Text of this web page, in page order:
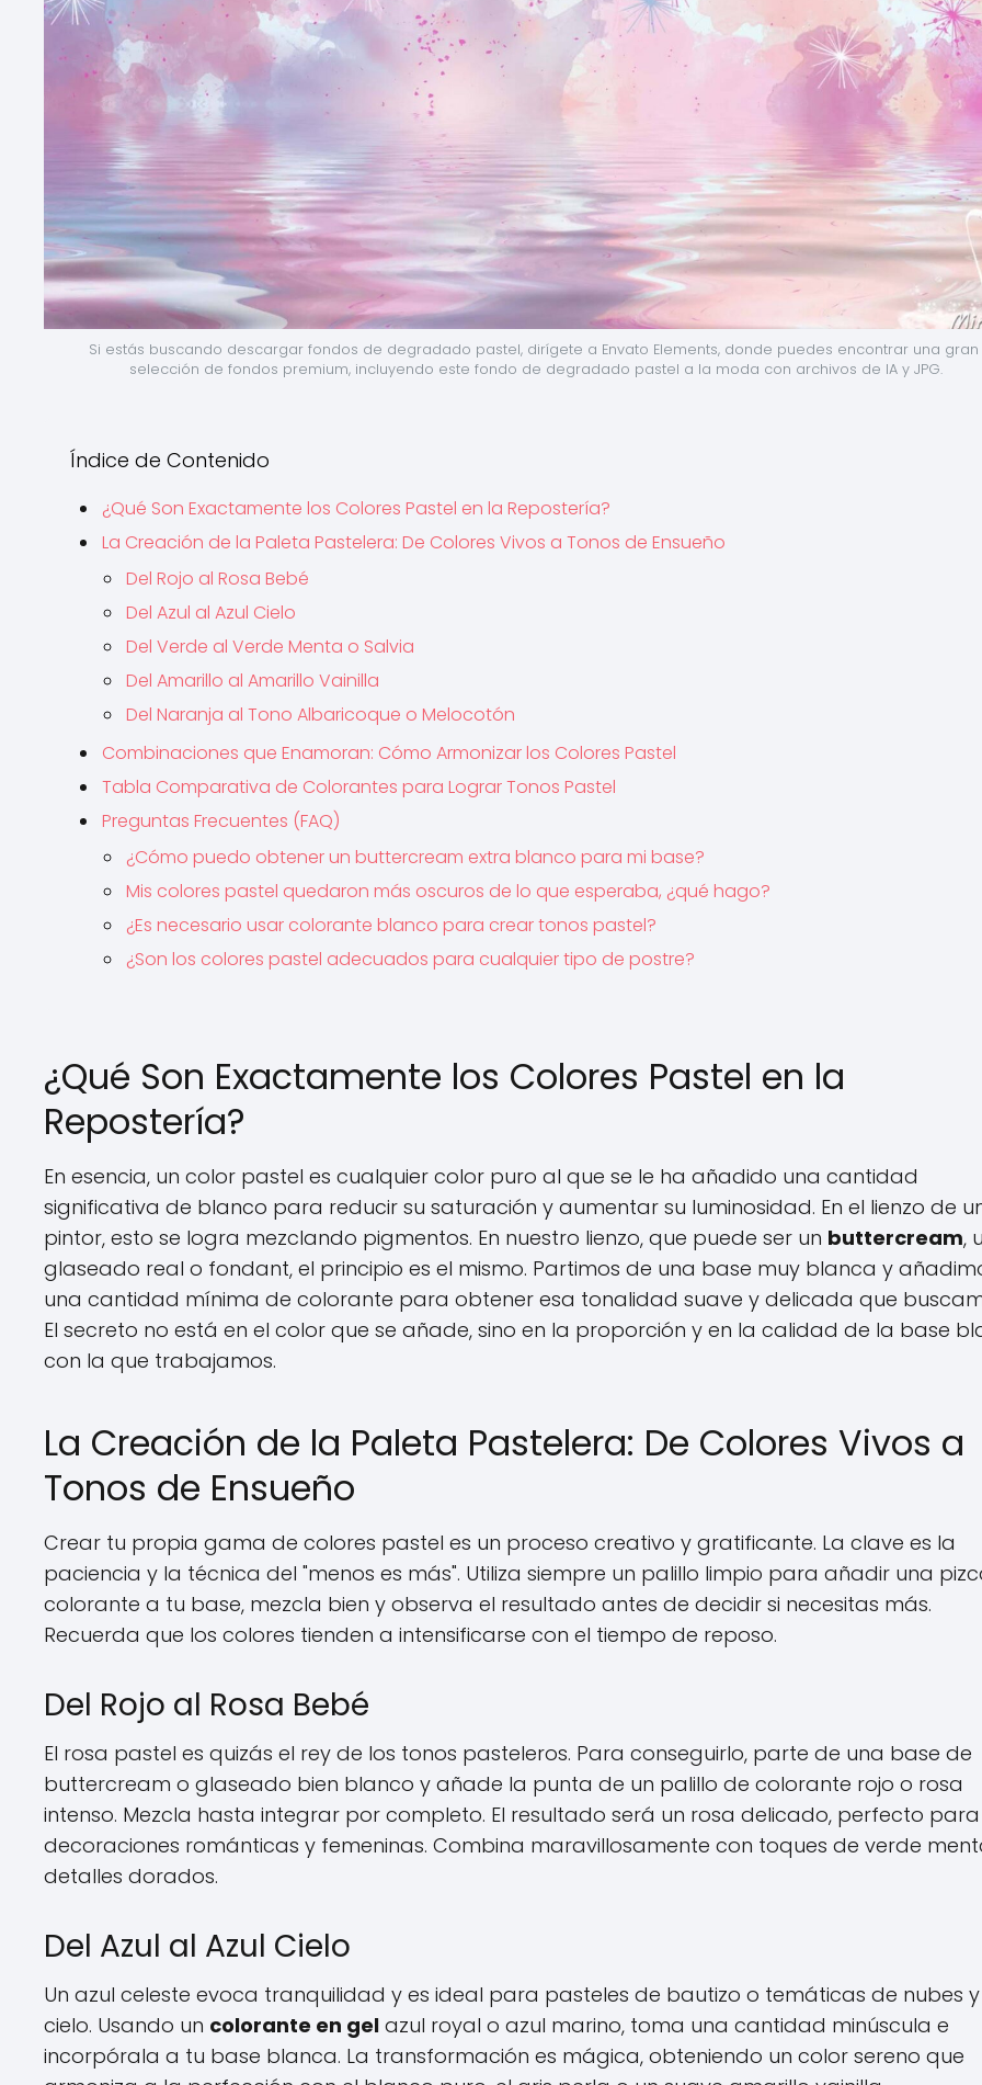
Si estás buscando descargar fondos de degradado pastel, dirígete a Envato Elements, donde puedes encontrar una gran
selección de fondos premium, incluyendo este fondo de degradado pastel a la moda con archivos de IA y JPG.
Índice de Contenido
¿Qué Son Exactamente los Colores Pastel en la Repostería?
La Creación de la Paleta Pastelera: De Colores Vivos a Tonos de Ensueño
Del Rojo al Rosa Bebé
Del Azul al Azul Cielo
Del Verde al Verde Menta o Salvia
Del Amarillo al Amarillo Vainilla
Del Naranja al Tono Albaricoque o Melocotón
Combinaciones que Enamoran: Cómo Armonizar los Colores Pastel
Tabla Comparativa de Colorantes para Lograr Tonos Pastel
Preguntas Frecuentes (FAQ)
¿Cómo puedo obtener un buttercream extra blanco para mi base?
Mis colores pastel quedaron más oscuros de lo que esperaba, ¿qué hago?
¿Es necesario usar colorante blanco para crear tonos pastel?
¿Son los colores pastel adecuados para cualquier tipo de postre?
¿Qué Son Exactamente los Colores Pastel en la
Repostería?
En esencia, un color pastel es cualquier color puro al que se le ha añadido una cantidad
significativa de blanco para reducir su saturación y aumentar su luminosidad. En el lienzo de
pintor, esto se logra mezclando pigmentos. En nuestro lienzo, que puede ser un buttercream,
glaseado real o fondant, el principio es el mismo. Partimos de una base muy blanca y
una cantidad mínima de colorante para obtener esa tonalidad suave y delicada que
El secreto no está en el color que se añade, sino en la proporción y en la calidad de la base
con la que trabajamos.
La Creación de la Paleta Pastelera: De Colores Vivos a
Tonos de Ensueño
Crear tu propia gama de colores pastel es un proceso creativo y gratificante. La clave es la
paciencia y la técnica del "menos es más". Utiliza siempre un palillo limpio para añadir una
colorante a tu base, mezcla bien y observa el resultado antes de decidir si necesitas más.
Recuerda que los colores tienden a intensificarse con el tiempo de reposo.
Del Rojo al Rosa Bebé
El rosa pastel es quizás el rey de los tonos pasteleros. Para conseguirlo, parte de una base de
buttercream o glaseado bien blanco y añade la punta de un palillo de colorante rojo o rosa
intenso. Mezcla hasta integrar por completo. El resultado será un rosa delicado, perfecto para
decoraciones románticas y femeninas. Combina maravillosamente con toques de verde
detalles dorados.
Del Azul al Azul Cielo
Un azul celeste evoca tranquilidad y es ideal para pasteles de bautizo o temáticas de nubes y
cielo. Usando un colorante en gel azul royal o azul marino, toma una cantidad minúscula e
incorpórala a tu base blanca. La transformación es mágica, obteniendo un color sereno que